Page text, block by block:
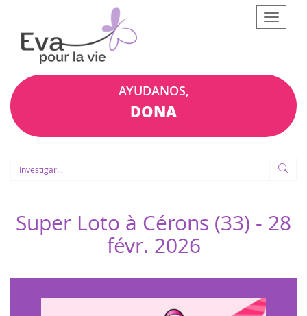
Afficher
le
AYUDANOS,
DONA
Super Loto à Cérons (33) - 28
févr. 2026